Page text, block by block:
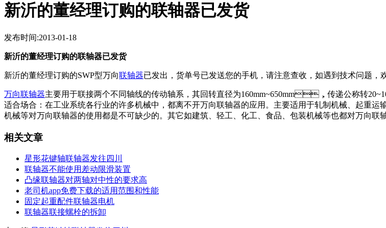
新沂的董经理订购的联轴器已发货
发布时间:2013-01-18
新沂的董经理订购的联轴器已发货
新沂的董经理订购的SWP型万向联轴器已发出，货单号已发送您的手机，请注意查收，如遇到技术问题
万向联轴器主要用于联接两个不同轴线的传动轴系，其回转直径为160mm~650mm，传递公称转
适合场合：在工业系统各行业的许多机械中，都离不开万向联轴器的应用。主要适用于轧制机械、起重运输机械
机械等对万向联轴器的使用都是不可缺少的。其它如建筑、轻工、化工、食品、包装机械等也都对万向联
相关文章
星形花键轴联轴器发往四川
联轴器不能使用差动限滑装置
凸缘联轴器对两轴对中性的要求高
老司机app免费下载的适用范围和性能
固定起重配件联轴器电机
联轴器联接螺栓的拆卸